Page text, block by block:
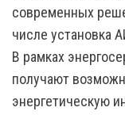
современных
числе установка
В рамках
получают
энергетическую